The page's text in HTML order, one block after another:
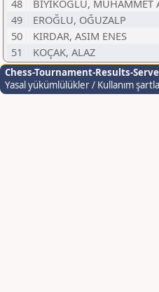
48 BIYIKOĞLU, MUHAMMET
49
EROĞLU, OĞUZALP
50
KIRDAR, ASIM ENES
51
KOÇAK, ALAZ
Chess-Tournament-Results-
Yasal yükümlülükler / Kullanım